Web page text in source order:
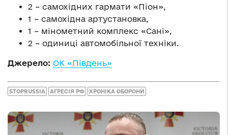
2 – самохідних гармати «Піон»,
1 – самохідна артустановка,
1 – мінометний комплекс «Сані»,
2 – одиниці автомобільної техніки.
Джерело: ОК «Південь»
STOPRUSSIA АГРЕСІЯ РФ ХРОНІКА ОБОРОНИ